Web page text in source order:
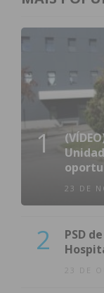
1
23 DE
2
PSD
23 DE